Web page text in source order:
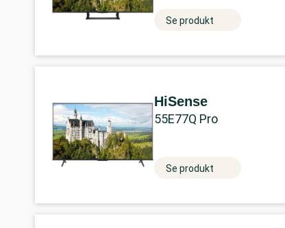
Se produkt
HiSense
55E77Q Pro
Se produkt